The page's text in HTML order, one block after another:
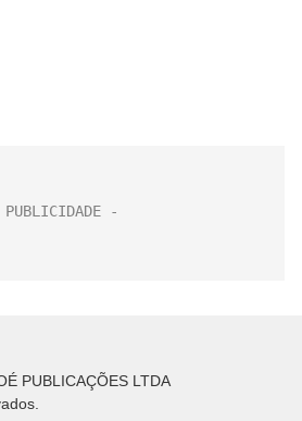
PUBLICAÇÕES LTDA